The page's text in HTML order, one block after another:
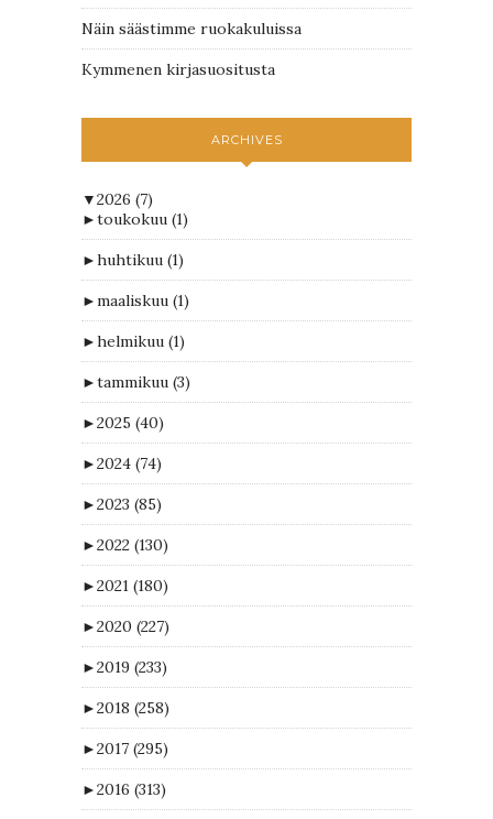
Näin säästimme ruokakuluissa
Kymmenen kirjasuositusta
ARCHIVES
▼2026 (7)
►toukokuu (1)
►huhtikuu (1)
►maaliskuu (1)
►helmikuu (1)
►tammikuu (3)
►2025 (40)
►2024 (74)
►2023 (85)
►2022 (130)
►2021 (180)
►2020 (227)
►2019 (233)
►2018 (258)
►2017 (295)
►2016 (313)